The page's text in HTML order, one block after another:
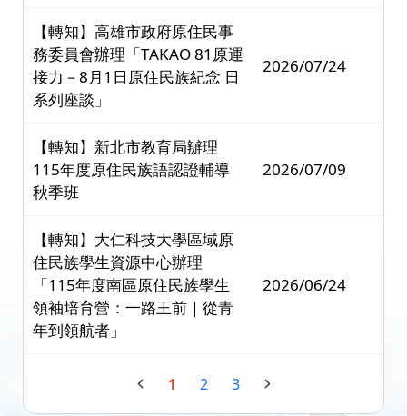
【轉知】高雄市政府原住民事
務委員會辦理「TAKAO 81原運
接力－8月1日原住民族紀念 日
系列座談」
2026/07/24
【轉知】新北市教育局辦理
115年度原住民族語認證輔導
秋季班
2026/07/09
【轉知】大仁科技大學區域原
住民族學生資源中心辦理
「115年度南區原住民族學生
領袖培育營：一路王前｜從青
年到領航者」
2026/06/24
1 2 3